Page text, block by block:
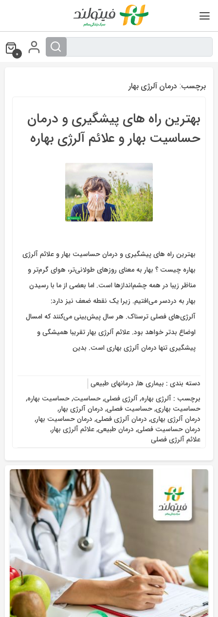
0
برچسب: درمان آلرژی بهار
بهترین راه های پیشگیری و درمان
حساسیت بهار و علائم آلرژی بهاره
بهترین راه های پیشگیری و درمان حساسیت بهار و علائم آلرژی
بهاره چیست ؟ بهار به معنای روزهای طولانی‌تر، هوای گرم‌تر و
مناظر زیبا در همه چشم‌اندازها است. اما بعضی از ما با رسیدن
بهار به دردسر می‌افتیم. زیرا یک نقطه ضعف نیز دارد:
آلرژی‌های فصلی ترسناک. هر سال پیش‌بینی می‌کنند که امسال
اوضاع بدتر خواهد بود. علائم آلرژی بهار تقریبا همیشگی و
پیشگیری تنها درمان آلرژی بهاری است. بدین
دسته بندی : بیماری ها, درمانهای طبیعی
برچسب : آلرژی بهاره,آلرژی فصلی,حساسیت,حساسیت بهاره,
حساسیت بهاری,حساسیت فصلی, درمان آلرژی بهار,
درمان آلرژی بهاری, درمان آلرژی فصلی, درمان حساسیت بهار,
درمان حساسیت فصلی, درمان طبیعی,علائم آلرژی بهار,
علائم آلرژی فصلی